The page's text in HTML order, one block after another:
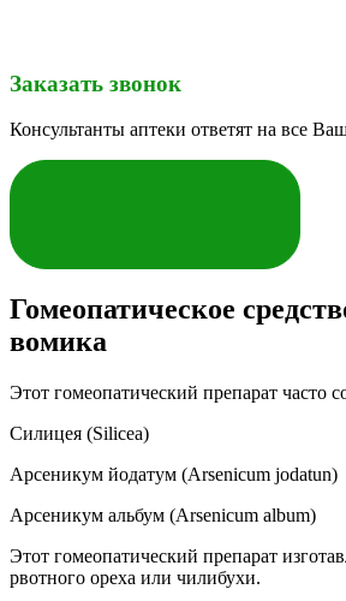
Заказать звонок
Консультанты аптеки ответят на все
Гомеопатическое
вомика
Этот гомеопатический препарат часто
Силицея (Silicea)
Арсеникум йодатум (Arsenicum jodatun)
Арсеникум альбум (Arsenicum album)
Этот гомеопатический препарат
рвотного ореха или чилибухи.